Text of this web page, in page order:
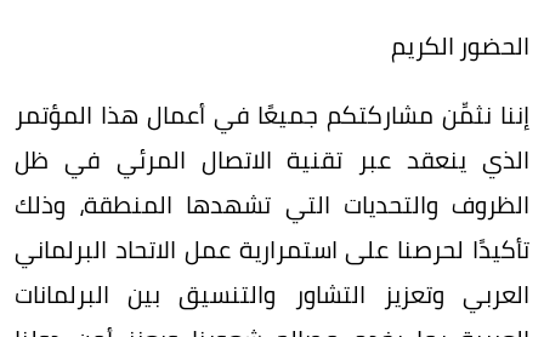
الحضور الكريم
إننا نثمِّن مشاركتكم جميعًا في أعمال هذا المؤتمر
الذي ينعقد عبر تقنية الاتصال المرئي في ظل
الظروف والتحديات التي تشهدها المنطقة، وذلك
تأكيدًا لحرصنا على استمرارية عمل الاتحاد البرلماني
العربي وتعزيز التشاور والتنسيق بين البرلمانات